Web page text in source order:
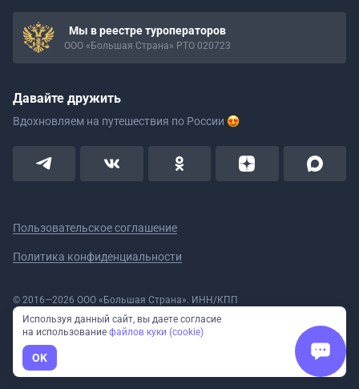
Мы в реестре туроператоров
ООО «Большая Страна» РТО 020723
Давайте дружить
Вдохновляем на путешествия по России
Пользовательское соглашение
Политика конфиденциальности
© 2016—2026 ООО «Большая Страна». ИНН/КПП
5908078160/590801001 ОГРН 1185958020533
Номер в реестре Роскомнадзора № 59-18-006319 (Приказ № 321 от
11.10.2018)
Полное или частичное копирование изображений и текстов возможно
только с указанием активной ссылки на сайт Большая Страна.
Используя данный сайт, вы даете согласие
на использование файлов куки (cookie)
OK